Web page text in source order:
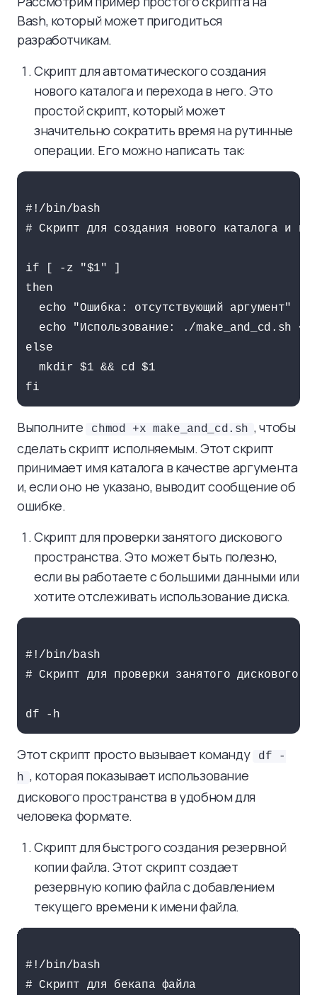
Bash, который может пригодиться
разработчикам.
Скрипт для автоматического создания
нового каталога и перехода в него. Это
простой скрипт, который может
значительно сократить время на рутинные
операции. Его можно написать так:
#!/bin/bash
# Скрипт для создания нового каталога и
if [ -z "$1" ]
then
  echo "Ошибка: отсутствующий аргумент"
echo "Использование: ./make_and_cd.sh
else
  mkdir $1 && cd $1
Выполните chmod +x make_and_cd.sh , чтобы
сделать скрипт исполняемым. Этот скрипт
принимает имя каталога в качестве аргумента
и, если оно не указано, выводит сообщение об
ошибке.
Скрипт для проверки занятого дискового
пространства. Это может быть полезно,
если вы работаете с большими данными или
хотите отслеживать использование диска.
#!/bin/bash
# Скрипт для проверки занятого дискового
Этот скрипт просто вызывает команду
df -
h , которая показывает использование
дискового пространства в удобном для
человека формате.
Скрипт для быстрого создания резервной
копии файла. Этот скрипт создает
резервную копию файла с добавлением
текущего времени к имени файла.
#!/bin/bash
# Скрипт для бекапа файла